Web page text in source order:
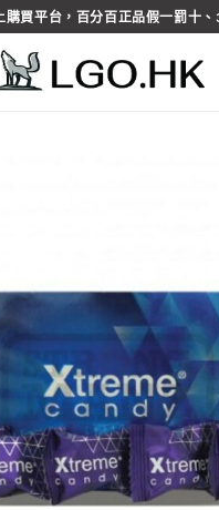
購買平台，百分百正品假一罰十、